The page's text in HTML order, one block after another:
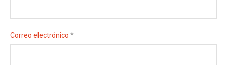
Correo electrónico *